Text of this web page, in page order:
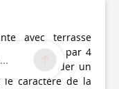
avec terrasse
m². Accès par 4
de garder un
caractère de la